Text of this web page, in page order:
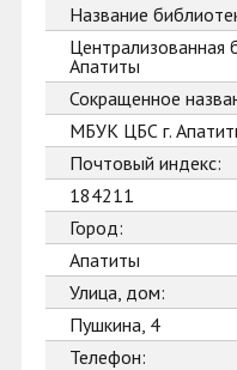
Название
Централизованная
Апатиты
Сокращенное
МБУК ЦБС г.
Почтовый индекс:
184211
Город:
Апатиты
Улица, дом:
Пушкина, 4
Телефон: